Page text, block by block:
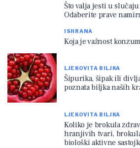
Što valja jesti u
Odaberite prave
ISHRANA
Koja je važnost
LJEKOVITA BILJKA
Šipurika, šipak ili
poznata biljka naših
LJEKOVITA BILJKA
Koliko je brokula
hranjivih tvari,
biološki aktivne